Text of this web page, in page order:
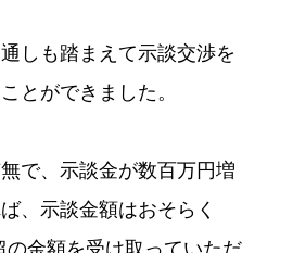
しも踏まえて示談交渉を
とができました。
で、示談金が数百万円増
、示談金額はおそらく
金額を受け取っていただ